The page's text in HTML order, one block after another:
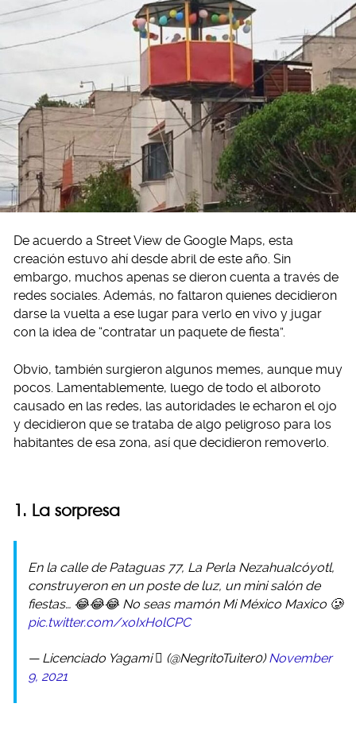
De acuerdo a Street View de Google Maps, esta
creación estuvo ahí desde abril de este año. Sin
embargo, muchos apenas se dieron cuenta a través de
redes sociales. Además, no faltaron quienes decidieron
darse la vuelta a ese lugar para verlo en vivo y jugar
con la idea de “contratar un paquete de fiesta”.
Obvio, también surgieron algunos memes, aunque muy
pocos. Lamentablemente, luego de todo el alboroto
causado en las redes, las autoridades le echaron el ojo
y decidieron que se trataba de algo peligroso para los
habitantes de esa zona, así que decidieron removerlo.
1. La sorpresa
En la calle de Pataguas 77, La Perla Nezahualcóyotl,
construyeron en un poste de luz, un mini salón de
fiestas… 😂😂😂 No seas mamón Mi México Maxico 🥲
pic.twitter.com/xoIxHolCPC
— Licenciado Yagami  (@NegritoTuiter0)November
9, 2021